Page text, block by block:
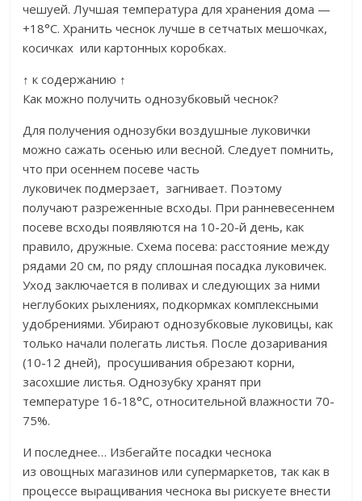
чешуей. Лучшая температура для хранения дома —
+18°С. Хранить чеснок лучше в сетчатых мешочках,
косичках или картонных коробках.
↑ к содержанию ↑
Как можно получить однозубковый чеснок?
Для получения однозубки воздушные луковички
можно сажать осенью или весной. Следует помнить,
что при осеннем посеве часть
луковичек подмерзает, загнивает. Поэтому
получают разреженные всходы. При ранневесеннем
посеве всходы появляются на 10-20-й день, как
правило, дружные. Схема посева: расстояние между
рядами 20 см, по ряду сплошная посадка луковичек.
Уход заключается в поливах и следующих за ними
неглубоких рыхлениях, подкормках комплексными
удобрениями. Убирают однозубковые луковицы, как
только начали полегать листья. После дозаривания
(10-12 дней), просушивания обрезают корни,
засохшие листья. Однозубку хранят при
температуре 16-18°С, относительной влажности 70-
75%.
И последнее… Избегайте посадки чеснока
из овощных магазинов или супермаркетов, так как в
процессе выращивания чеснока вы рискуете внести